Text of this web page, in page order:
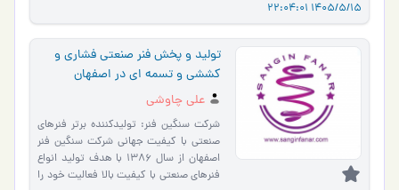
1405/5/15 22:04:01
تولید و پخش فنر صنعتی فشاری و
کششی و تسمه ای در اصفهان
علی چاوشی
شرکت سنگین فنر: تولیدکننده برتر فنرهای
صنعتی با کیفیت جهانی شرکت سنگین فنر
اصفهان از سال 1386 با هدف تولید انواع
فنرهای صنعتی با کیفیت بالا فعالیت خود را